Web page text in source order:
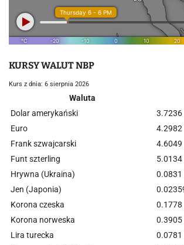
KURSY WALUT NBP
Kurs z dnia: 6 sierpnia 2026
Waluta
Dolar amerykański
3.7236
Euro
4.2982
Frank szwajcarski
4.6049
Funt szterling
5.0134
Hrywna (Ukraina)
0.0831
Jen (Japonia)
Korona czeska
0.1778
Korona norweska
0.3905
Lira turecka
0.0781